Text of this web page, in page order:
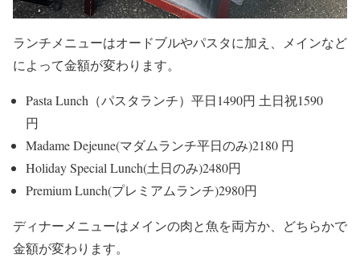
ランチメニューはオードブルやパスタに加え、メインなど
によって金額が変わります。
Pasta Lunch（パスタランチ）平日1490円 土日祝1590
円
Madame Dejeune(マダムランチ平日のみ)2180 円
Holiday Special Lunch(土日のみ)2480円
Premium Lunch(プレミアムランチ)2980円
ディナーメニューはメインの肉と魚を両方か、どちらかで
金額が変わります。